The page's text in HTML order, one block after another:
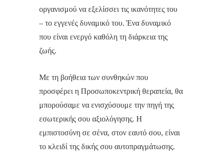
οργανισμού να εξελίσσει τις ικανότητες του
– το εγγενές δυναμικό του. Ένα δυναμικό
που είναι ενεργό καθόλη τη διάρκεια της
ζωής.
Με τη βοήθεια των συνθηκών που
προσφέρει η Προσωποκεντρική θεραπεία, θα
μπορούσαμε να ενισχύσουμε την πηγή της
εσωτερικής σου αξιολόγησης. Η
εμπιστοσύνη σε σένα, στον εαυτό σου, είναι
το κλειδί της δικής σου αυτοπραγμάτωσης.